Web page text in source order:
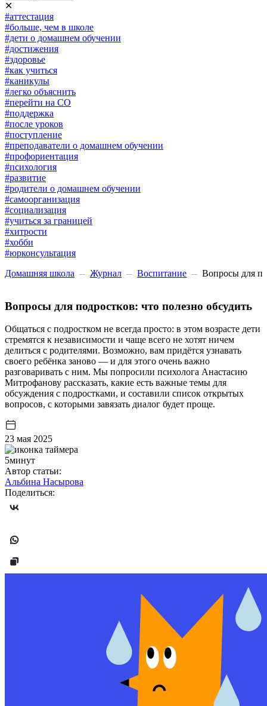
✕
#аттестация
#больше, чем в школе
#дети о домашнем обучении
#достижения
#здоровье
#как учиться
#каникулы
#легко объяснить
#перейти на СО
#поддержка
#после уроков
#поступление
#преподаватели о домашнем обучении
#профориентация
#психология
#развитие
#родители о домашнем обучении
#самоорганизация
#социализация
#учиться за границей
#хитрости
#хобби
#юрконсультация
Домашняя школа
Журнал Воспитание Вопросы для
Вопросы для подростков: что полезно обсудить
Общаться с подростком не всегда просто: в этом возрасте дети
стремятся к независимости и чаще всего не хотят ничем
делиться с родителями. Возможно, вам придётся узнавать
своего ребёнка заново — и для этого очень важно
разговаривать с ним. Мы попросили психолога Анастасию
Митрофанову рассказать, какие есть важные темы для
обсуждения с подростками, и составили список открытых
вопросов, с которыми завязать диалог будет проще.
23 мая 2025
5минут
Автор статьи:
Альбина Насырова
Поделиться: